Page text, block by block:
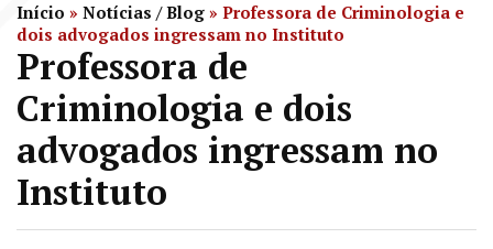
Início » Notícias / Blog » Professora de Criminologia e
dois advogados ingressam no Instituto
Professora de
Criminologia e dois
advogados ingressam no
Instituto